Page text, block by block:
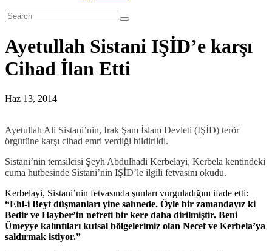
Ayetullah Sistani IŞİD’e karşı
Cihad İlan Etti
Haz 13, 2014
Ayetullah Ali Sistani’nin, Irak Şam İslam Devleti (IŞİD) terör
örgütüne karşı cihad emri verdiği bildirildi.
Sistani’nin temsilcisi Şeyh Abdulhadi Kerbelayi, Kerbela kentindeki
cuma hutbesinde Sistani’nin IŞİD’le ilgili fetvasını okudu.
Kerbelayi, Sistani’nin fetvasında şunları vurguladığını ifade etti:
“Ehl-i Beyt düşmanları yine sahnede. Öyle bir zamandayız ki
Bedir ve Hayber’in nefreti bir kere daha dirilmiştir. Beni
Ümeyye kalıntıları kutsal bölgelerimiz olan Necef ve Kerbela’ya
saldırmak istiyor.”